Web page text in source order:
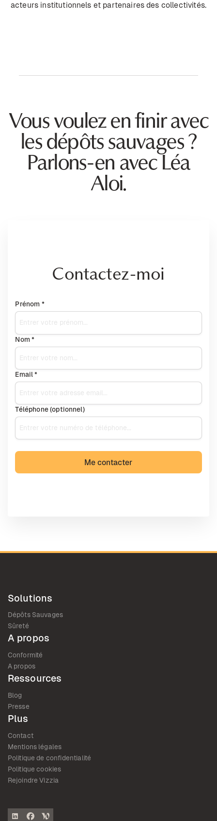
acteurs institutionnels et partenaires des collectivités.
Vous voulez en finir avec
les dépôts sauvages ?
Parlons-en avec Léa
Aloi.
Contactez-moi
Prénom *
Nom *
Email *
Téléphone (optionnel)
Solutions
Dépôts Sauvages
Sûreté
A propos
Conformité
A propos
Ressources
Blog
Presse
Plus
Contact
Mentions légales
Politique de confidentialité
Politique cookies
Rejoindre Vizzia